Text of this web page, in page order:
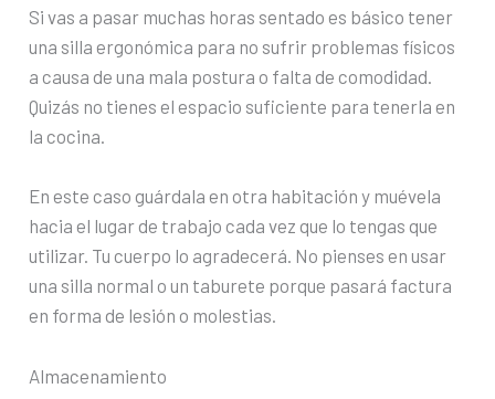
Si vas a pasar muchas horas sentado es básico tener
una silla ergonómica para no sufrir problemas físicos
a causa de una mala postura o falta de comodidad.
Quizás no tienes el espacio suficiente para tenerla en
la cocina.
En este caso guárdala en otra habitación y muévela
hacia el lugar de trabajo cada vez que lo tengas que
utilizar. Tu cuerpo lo agradecerá. No pienses en usar
una silla normal o un taburete porque pasará factura
en forma de lesión o molestias.
Almacenamiento